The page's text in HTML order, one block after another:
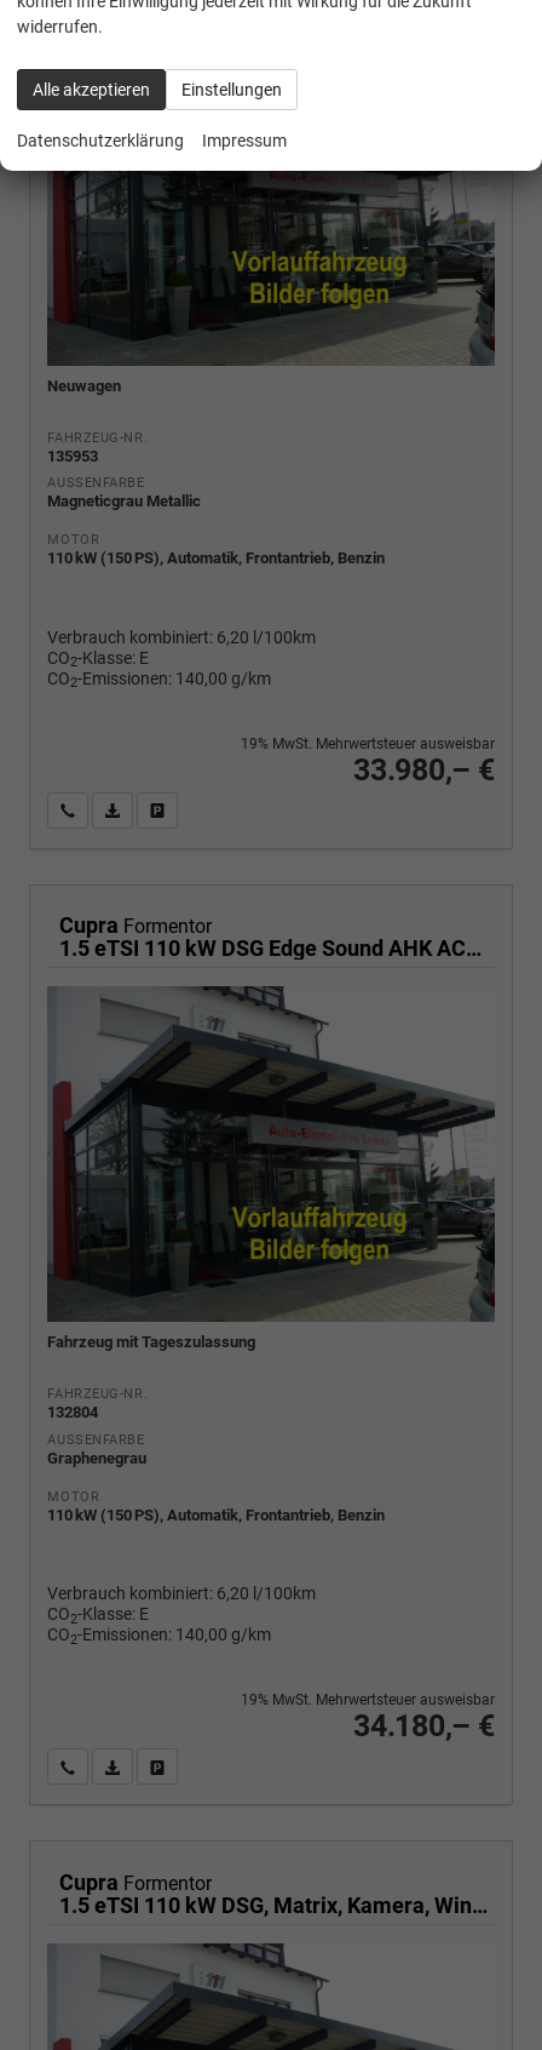
Neuwagen
FAHRZEUG-NR.
135953
AUSSENFARBE
Magneticgrau Metallic
MOTOR
110 kW (150 PS), Automatik, Frontantrieb, Benzin
Verbrauch kombiniert: 6,20 l/100km
CO2-Klasse: E
CO2-Emissionen: 140,00 g/km
33.980,– €
19% MwSt. Mehrwertsteuer ausweisbar
Wir rufen Sie anPDF-Fahrzeugexposé drucken
Cupra Formentor
1.5 eTSI 110 kW DSG Edge Sound AHK ACC LED
Fahrzeug mit Tageszulassung
FAHRZEUG-NR.
132804
AUSSENFARBE
Graphenegrau
MOTOR
110 kW (150 PS), Automatik, Frontantrieb, Benzin
Verbrauch kombiniert: 6,20 l/100km
CO2-Klasse: E
CO2-Emissionen: 140,00 g/km
34.180,– €
19% MwSt. Mehrwertsteuer ausweisbar
Wir rufen Sie anPDF-Fahrzeugexposé drucken
Cupra Formentor
1.5 eTSI 110 kW DSG, Matrix, Kamera, Winter, el. Klappe, 5 J.-Garantie
widerrufen.
Alle akzeptieren Einstellungen
Datenschutzerklärung Impressum